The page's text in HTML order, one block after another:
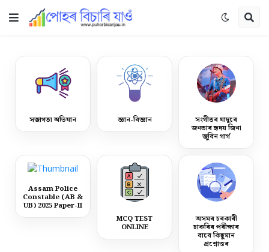
সজাগতা অভিযান জ্ঞান-বিজ্ঞান সংগীতৰ যাদুৰে
জনতাৰ হৃদয় জিনা
জুবিন গাৰ্গ
Assam Police
Constable (AB &
UB) 2025 Paper-II
MCQ TEST
ONLINE
অসমৰ চৰকাৰী
চাকৰিৰ পৰীক্ষাৰ
বাবে কিছুমান
প্ৰশ্নোত্তৰ